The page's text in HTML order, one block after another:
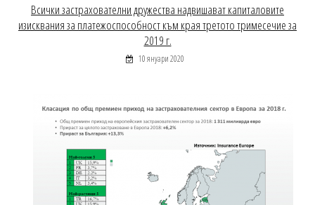
Всички застрахователни дружества надвишават капиталовите
изисквания за платежоспособност към края третото тримесечие за
2019 г.
10 януари 2020